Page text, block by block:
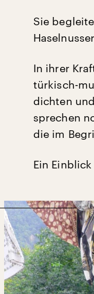
Sie
In ihrer
türkisch-
dichten
sprechen
die im
Ein